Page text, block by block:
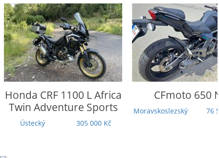
Honda CRF 1100 L Africa
Twin Adventure Sports
Ústecký 305 000 Kč
CFmoto 650
Moravskoslezský 76